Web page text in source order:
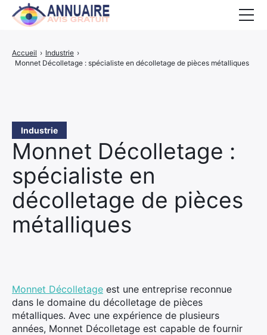
Accueil › Industrie ›
Monnet Décolletage : spécialiste en décolletage de pièces métalliques
Industrie
Monnet Décolletage :
spécialiste en
décolletage de pièces
métalliques
Monnet Décolletage est une entreprise reconnue
dans le domaine du décolletage de pièces
métalliques. Avec une expérience de plusieurs
années, Monnet Décolletage est capable de fournir
Activités